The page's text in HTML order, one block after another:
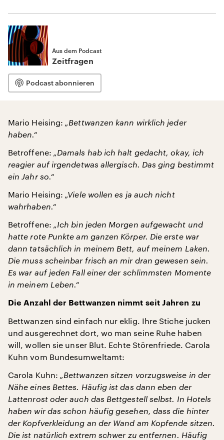
Aus dem Podcast
Zeitfragen
Podcast abonnieren
Mario Heising: „Bettwanzen kann wirklich jeder
haben.“
Betroffene: „Damals hab ich halt gedacht, okay, ich
reagier auf irgendetwas allergisch. Das ging bestimmt
ein Jahr so.“
Mario Heising: „Viele wollen es ja auch nicht
wahrhaben.“
Betroffene: „Ich bin jeden Morgen aufgewacht und
hatte rote Punkte am ganzen Körper. Die erste war
dann tatsächlich in meinem Bett, auf meinem Laken.
Die muss scheinbar frisch an mir dran gewesen sein.
Es war auf jeden Fall einer der schlimmsten Momente
in meinem Leben.“
Die Anzahl der Bettwanzen nimmt seit Jahren zu
Bettwanzen sind einfach nur eklig. Ihre Stiche jucken
und ausgerechnet dort, wo man seine Ruhe haben
will, wollen sie unser Blut. Echte Störenfriede. Carola
Kuhn vom Bundesumweltamt:
Carola Kuhn: „Bettwanzen sitzen vorzugsweise in der
Nähe eines Bettes. Häufig ist das dann eben der
Lattenrost oder auch das Bettgestell selbst. In Hotels
haben wir das schon häufig gesehen, dass die hinter
der Kopfverkleidung an der Wand am Kopfende sitzen.
Die ist natürlich extrem schwer zu entfernen. Häufig